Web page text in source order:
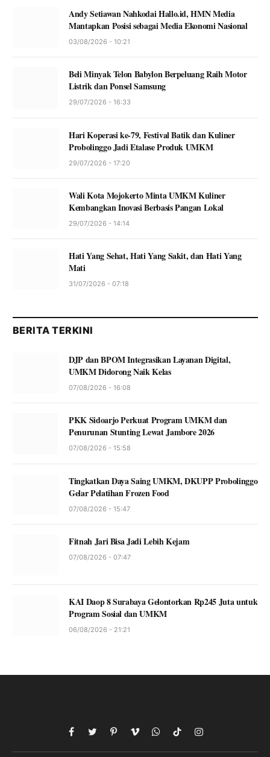
Andy Setiawan Nahkodai Hallo.id, HMN Media
Mantapkan Posisi sebagai Media Ekonomi Nasional
03/08/2026 - 10:21
Beli Minyak Telon Babylon Berpeluang Raih Motor
Listrik dan Ponsel Samsung
29/07/2026 - 16:33
Hari Koperasi ke-79, Festival Batik dan Kuliner
Probolinggo Jadi Etalase Produk UMKM
29/07/2026 - 17:20
Wali Kota Mojokerto Minta UMKM Kuliner
Kembangkan Inovasi Berbasis Pangan Lokal
29/07/2026 - 14:14
Hati Yang Sehat, Hati Yang Sakit, dan Hati Yang
Mati
31/07/2026 - 07:18
BERITA TERKINI
DJP dan BPOM Integrasikan Layanan Digital,
UMKM Didorong Naik Kelas
07/08/2026 - 16:08
PKK Sidoarjo Perkuat Program UMKM dan
Penurunan Stunting Lewat Jambore 2026
07/08/2026 - 15:58
Tingkatkan Daya Saing UMKM, DKUPP Probolinggo
Gelar Pelatihan Frozen Food
07/08/2026 - 15:47
Fitnah Jari Bisa Jadi Lebih Kejam
07/08/2026 - 07:47
KAI Daop 8 Surabaya Gelontorkan Rp245 Juta untuk
Program Sosial dan UMKM
06/08/2026 - 21:21
Facebook
TwitterPinterestVimeoWhatsApp
TikTokInstagram